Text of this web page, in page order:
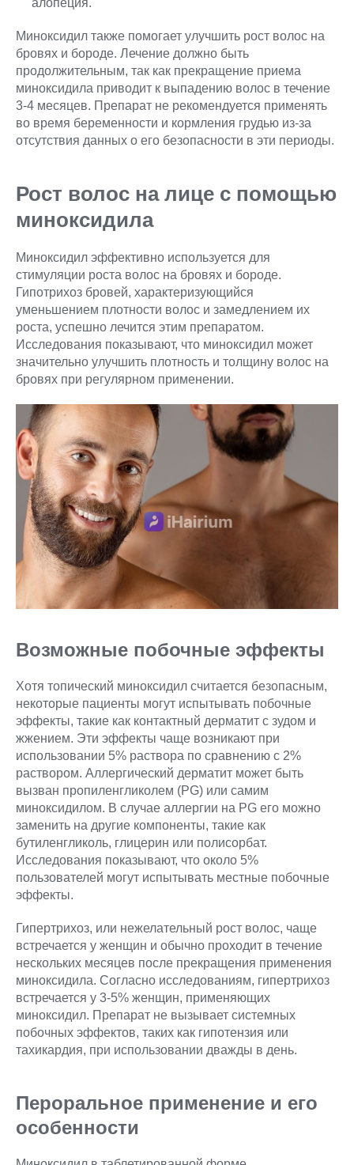
алопеция.
Миноксидил также помогает улучшить рост волос на
бровях и бороде. Лечение должно быть
продолжительным, так как прекращение приема
миноксидила приводит к выпадению волос в течение
3-4 месяцев. Препарат не рекомендуется применять
во время беременности и кормления грудью из-за
отсутствия данных о его безопасности в эти периоды.
Рост волос на лице с помощью
миноксидила
Миноксидил эффективно используется для
стимуляции роста волос на бровях и бороде.
Гипотрихоз бровей, характеризующийся
уменьшением плотности волос и замедлением их
роста, успешно лечится этим препаратом.
Исследования показывают, что миноксидил может
значительно улучшить плотность и толщину волос на
бровях при регулярном применении.
Возможные побочные эффекты
Хотя топический миноксидил считается безопасным,
некоторые пациенты могут испытывать побочные
эффекты, такие как контактный дерматит с зудом и
жжением. Эти эффекты чаще возникают при
использовании 5% раствора по сравнению с 2%
раствором. Аллергический дерматит может быть
вызван пропиленгликолем (PG) или самим
миноксидилом. В случае аллергии на PG его можно
заменить на другие компоненты, такие как
бутиленгликоль, глицерин или полисорбат.
Исследования показывают, что около 5%
пользователей могут испытывать местные побочные
эффекты.
Гипертрихоз, или нежелательный рост волос, чаще
встречается у женщин и обычно проходит в течение
нескольких месяцев после прекращения применения
миноксидила. Согласно исследованиям, гипертрихоз
встречается у 3-5% женщин, применяющих
миноксидил. Препарат не вызывает системных
побочных эффектов, таких как гипотензия или
тахикардия, при использовании дважды в день.
Пероральное применение и его
особенности